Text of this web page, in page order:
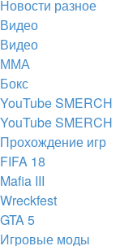
Новости разное
Видео
Видео
ММА
Бокс
YouTube SMERCH
YouTube SMERCH
Прохождение игр
FIFA 18
Mafia III
Wreckfest
GTA 5
Игровые моды